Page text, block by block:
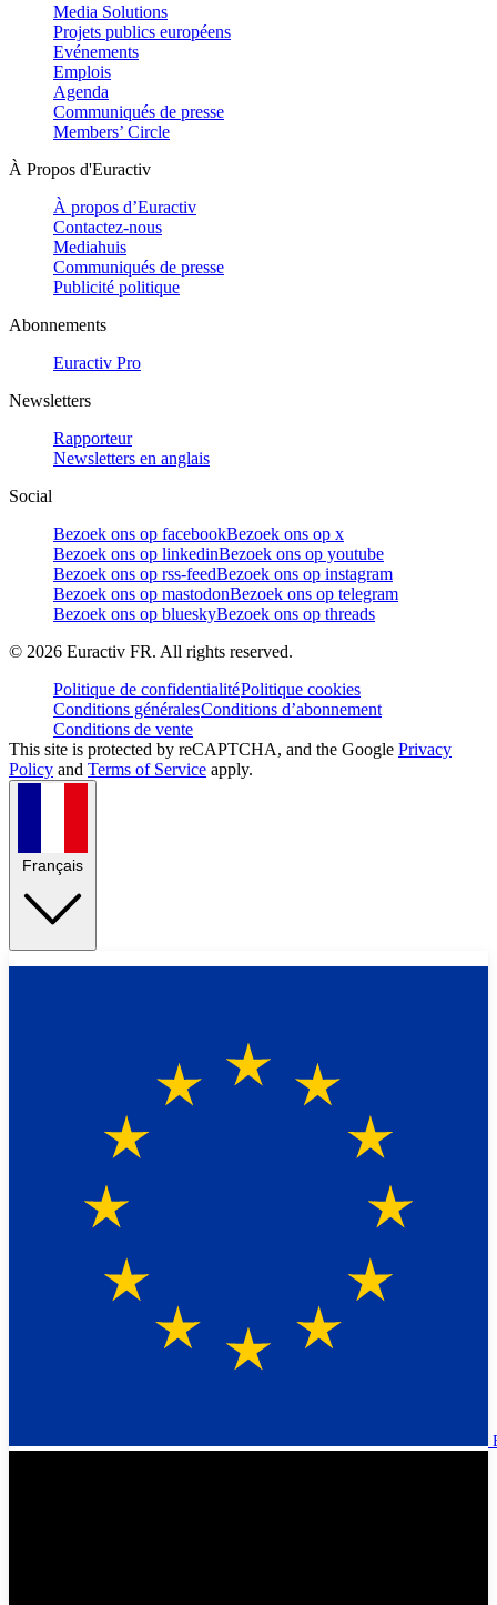
Media Solutions
Projets publics européens
Evénements
Emplois
Agenda
Communiqués de presse
Members’ Circle
À Propos d'Euractiv
À propos d’Euractiv
Contactez-nous
Mediahuis
Communiqués de presse
Publicité politique
Abonnements
Euractiv Pro
Newsletters
Rapporteur
Newsletters en anglais
Social
Bezoek ons op facebookBezoek ons op x
Bezoek ons op linkedinBezoek ons op youtube
Bezoek ons op rss-feedBezoek ons op instagram
Bezoek ons op mastodonBezoek ons op telegram
Bezoek ons op blueskyBezoek ons op threads
© 2026 Euractiv FR. All rights reserved.
Politique de confidentialitéPolitique cookies
Conditions généralesConditions d’abonnement
Conditions de vente
This site is protected by reCAPTCHA, and the Google Privacy
Policy and Terms of Service apply.
Français